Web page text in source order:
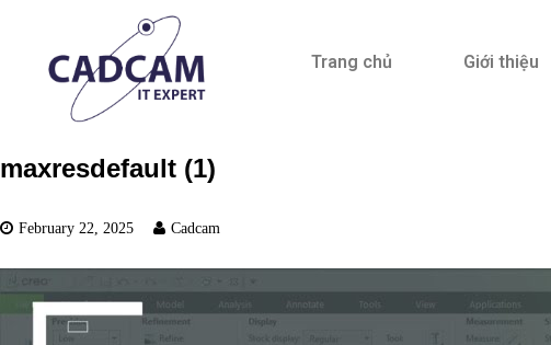
Trang chủ Giới thiệu
maxresdefault (1)
February 22, 2025 Cadcam